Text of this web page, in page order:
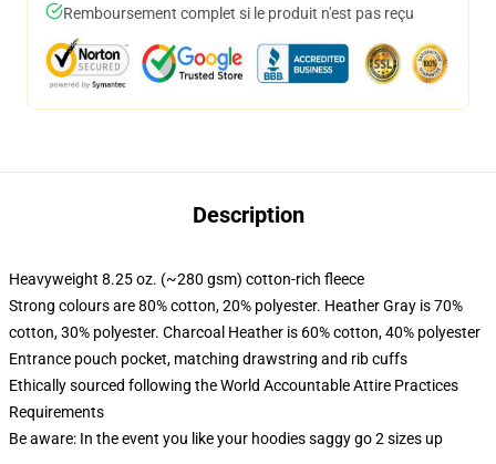
Remboursement complet si le produit n'est pas reçu
Description
Heavyweight 8.25 oz. (~280 gsm) cotton-rich fleece
Strong colours are 80% cotton, 20% polyester. Heather Gray is 70%
cotton, 30% polyester. Charcoal Heather is 60% cotton, 40% polyester
Entrance pouch pocket, matching drawstring and rib cuffs
Ethically sourced following the World Accountable Attire Practices
Requirements
Be aware: In the event you like your hoodies saggy go 2 sizes up